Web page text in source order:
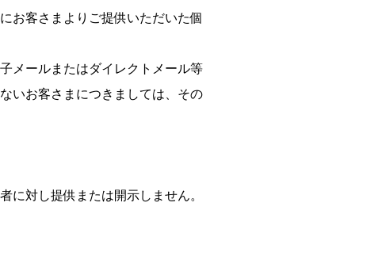
お客さまよりご提供いただいた個
メールまたはダイレクトメール等
いお客さまにつきましては、その
に対し提供または開示しません。